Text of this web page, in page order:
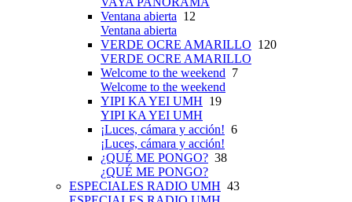
Ventana abierta 12
Ventana abierta
VERDE OCRE AMARILLO 120
VERDE OCRE AMARILLO
Welcome to the weekend 7
Welcome to the weekend
YIPI KA YEI UMH 19
YIPI KA YEI UMH
¡Luces, cámara y acción! 6
¡Luces, cámara y acción!
¿QUÉ ME PONGO? 38
¿QUÉ ME PONGO?
ESPECIALES RADIO UMH 43